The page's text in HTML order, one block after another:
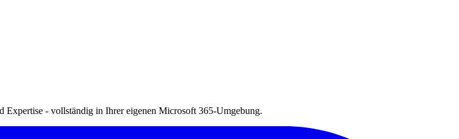
- vollständig in Ihrer eigenen Microsoft 365-Umgebung.